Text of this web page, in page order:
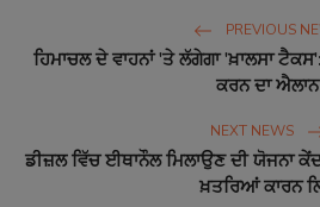
PREVIOUS
ਹਿਮਾਚਲ ਦੇ ਵਾਹਨਾਂ 'ਤੇ ਲੱਗੇਗਾ 'ਖ਼ਾਲਸਾ
ਕਰਨ ਦਾ ਐਲਾਨ
NEXT NEWS
ਡੀਜ਼ਲ ਵਿੱਚ ਈਥਾਨੌਲ ਮਿਲਾਉਣ ਦੀ ਯੋਜਨਾ
ਖ਼ਤਰਿਆਂ ਕਾਰਨ